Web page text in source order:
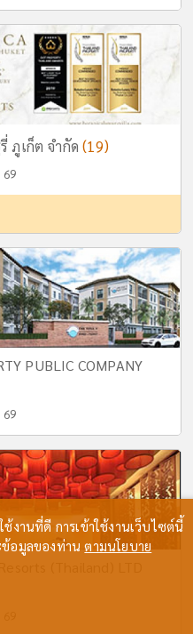
ภูเก็ต จำกัด(19)
69
PUBLIC COMPANY
69
(Thailand) LTD
งานที่ดี การเข้าใช้งานเว็บไซต์นี้
ข้อมูลของท่านตามนโยบาย